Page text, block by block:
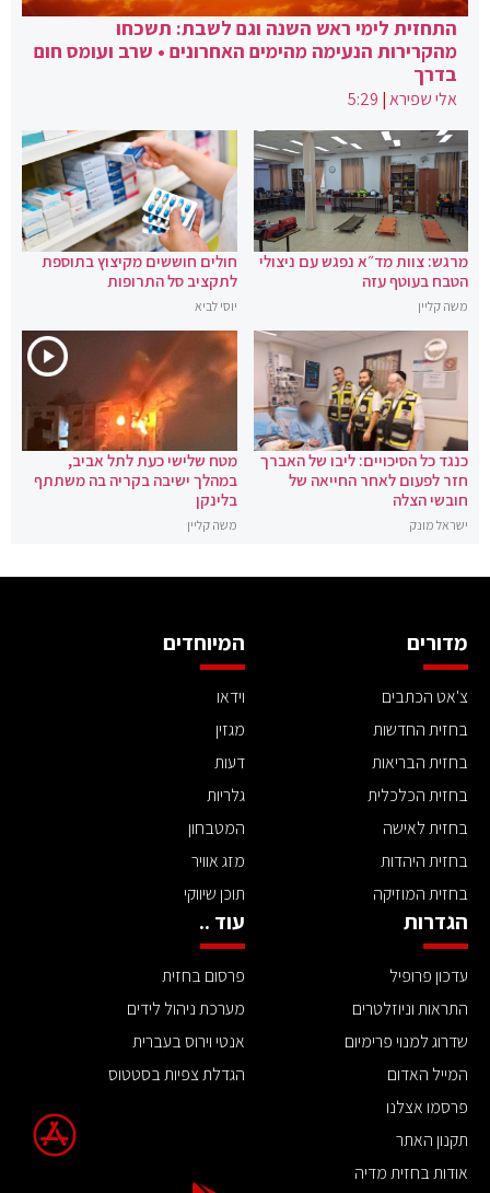
התחזית לימי ראש השנה וגם לשבת: תשכחו
מהקרירות הנעימה מהימים האחרונים • שרב ועומס חום
בדרך
אלי שפירא|
5:29
מרגש: צוות מד״א נפגש עם ניצולי
הטבח בעוטף עזה
משה קליין
חולים חוששים מקיצוץ בתוספת
לתקציב סל התרופות
יוסי לביא
כנגד כל הסיכויים: ליבו של האברך
חזר לפעום לאחר החייאה של
חובשי הצלה
ישראל מונק
מטח שלישי כעת לתל אביב,
במהלך ישיבה בקריה בה משתתף
בלינקן
משה קליין
מדורים
צ'אט הכתבים
בחזית החדשות
בחזית הבריאות
בחזית הכלכלית
בחזית לאישה
בחזית היהדות
בחזית המוזיקה
המיוחדים
וידאו
מגזין
דעות
גלריות
המטבחון
מזג אוויר
תוכן שיווקי
הגדרות
עדכון פרופיל
התראות וניוזלטרים
שדרוג למנוי פרימיום
המייל האדום
פרסמו אצלנו
תקנון האתר
אודות בחזית מדיה
עוד ..
פרסום בחזית
מערכת ניהול לידים
אנטי וירוס בעברית
הגדלת צפיות בסטטוס